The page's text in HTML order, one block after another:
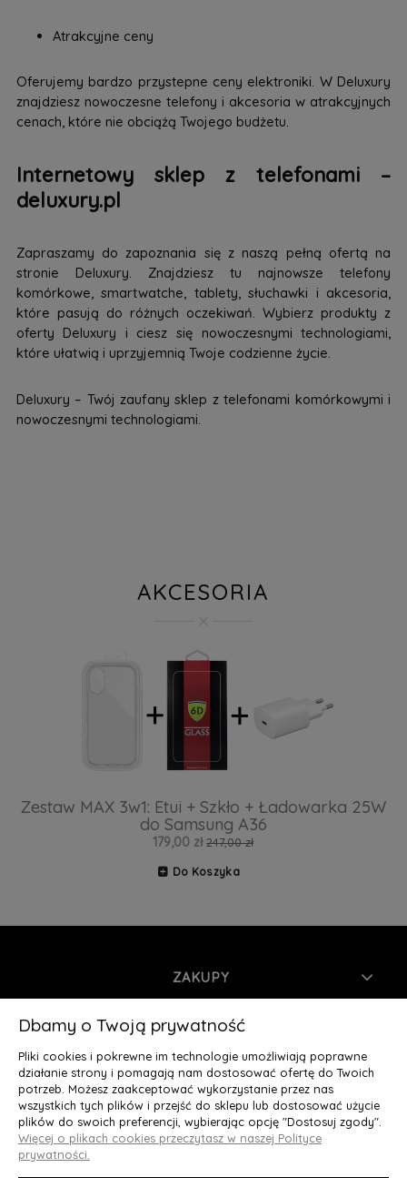
Atrakcyjne ceny
Oferujemy bardzo przystepne ceny elektroniki. W Deluxury
znajdziesz nowoczesne telefony i akcesoria w atrakcyjnych
cenach, które nie obciążą Twojego budżetu.
Internetowy sklep z telefonami –
deluxury.pl
Zapraszamy do zapoznania się z naszą pełną ofertą na
stronie Deluxury. Znajdziesz tu najnowsze telefony
komórkowe, smartwatche, tablety, słuchawki i akcesoria,
które pasują do różnych oczekiwań. Wybierz produkty z
oferty Deluxury i ciesz się nowoczesnymi technologiami,
które ułatwią i uprzyjemnią Twoje codzienne życie.
Deluxury – Twój zaufany sklep z telefonami komórkowymi i
nowoczesnymi technologiami.
AKCESORIA
Zestaw MAX 3w1: Etui + Szkło + Ładowarka 25W
do Samsung A36
179,00 zł 247,00 zł
Do Koszyka
ZAKUPY
INFORMACJE
MOJE KONTO
O NAS
Deluxury.pl
Dbamy o Twoją prywatność
Pliki cookies i pokrewne im technologie umożliwiają poprawne
działanie strony i pomagają nam dostosować ofertę do Twoich
potrzeb. Możesz zaakceptować wykorzystanie przez nas
wszystkich tych plików i przejść do sklepu lub dostosować użycie
plików do swoich preferencji, wybierając opcję "Dostosuj zgody".
Więcej o plikach cookies przeczytasz w naszej Polityce
prywatności.